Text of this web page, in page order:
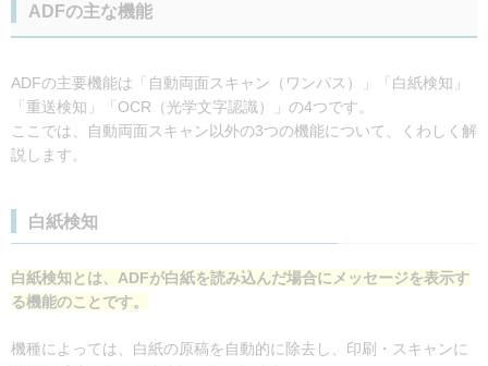
ADFの主な機能
ADFの主要機能は「自動両面スキャン（ワンパス）」「白紙検知」
「重送検知」「OCR（光学文字認識）」の4つです。
ここでは、自動両面スキャン以外の3つの機能について、くわしく解
説します。
白紙検知
白紙検知とは、ADFが白紙を読み込んだ場合にメッセージを表示す
る機能のことです。
機種によっては、白紙の原稿を自動的に除去し、印刷・スキャンに